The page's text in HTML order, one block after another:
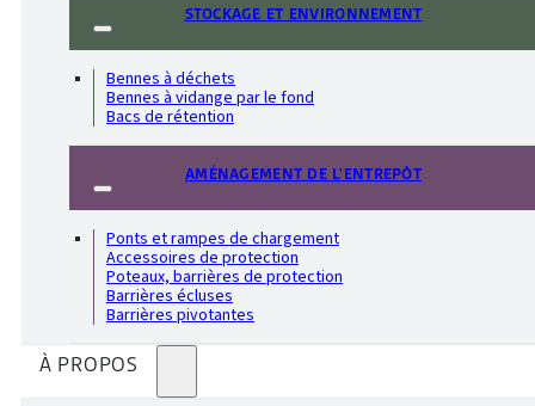
STOCKAGE ET ENVIRONNEMENT
Bennes à déchets
Bennes à vidange par le fond
Bacs de rétention
AMÉNAGEMENT DE L'ENTREPÔT
Ponts et rampes de chargement
Accessoires de protection
Poteaux, barrières de protection
Barrières écluses
Barrières pivotantes
À PROPOS